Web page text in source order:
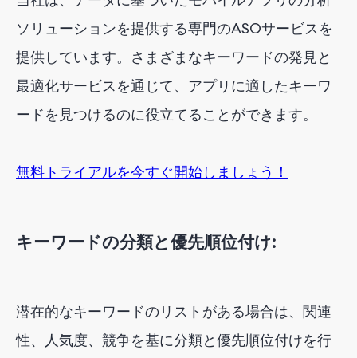
ソリューションを提供する専門のASOサービスを
提供しています。さまざまなキーワードの発見と
最適化サービスを通じて、アプリに適したキーワ
ードを見つけるのに役立てることができます。
無料トライアルを今すぐ開始しましょう！
キーワードの分類と優先順位付け:
潜在的なキーワードのリストがある場合は、関連
性、人気度、競争を基に分類と優先順位付けを行